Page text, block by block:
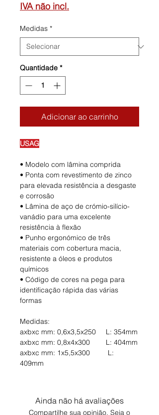
IVA não incl.
Medidas *
Quantidade *
Adicionar ao carrinho
USAG
• Modelo com lâmina comprida
• Ponta com revestimento de zinco
para elevada resistência a desgaste
e corrosão
• Lâmina de aço de crómio-silício-
vanádio para uma excelente
resistência à flexão
• Punho ergonómico de três
materiais com cobertura macia,
resistente a óleos e produtos
químicos
• Código de cores na pega para
identificação rápida das várias
formas
Medidas:
axbxc mm: 0,6x3,5x250 L: 354mm
axbxc mm: 0,8x4x300 L: 404mm
axbxc mm: 1x5,5x300 L:
409mm
Ainda não há avaliações
Compartilhe sua opinião. Seja o